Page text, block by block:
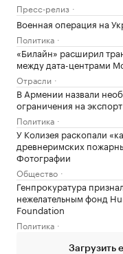
Пресс-релиз
Военная операция на
Политика
«Билайн» расширил
между дата-центрами
Отрасли
В Армении назвали
ограничения на
Политика
У Колизея раскопали
древнеримских
Фотографии
Общество
Генпрокуратура
нежелательным фонд
Foundation
Политика
Загрузить